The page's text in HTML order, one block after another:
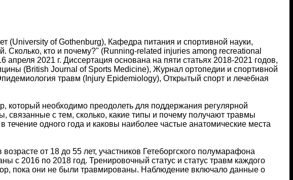
(University of Gothenburg), Кафедра питания и спортивной науки,
Сколько, кто и почему?" (Running-related injuries among recreational
2021 г. Диссертация основана на пяти статьях 2018-2021 годов,
(British Journal of Sports Medicine), Журнал ортопедии и спортивной
травм (Injury Epidemiology), Открытый спорт и лечебная
необходимо преодолеть для поддержания регулярной
связанные с тем, сколько, какие типы и почему получают травмы
одного года и каковы наиболее частые анатомические места
от 18 до 55 лет, участников Гетеборгского полумарафона
с 2016 по 2018 год. Тренировочный статус и статус травм каждого
пока они не были травмированы. Наблюдение включало данные о